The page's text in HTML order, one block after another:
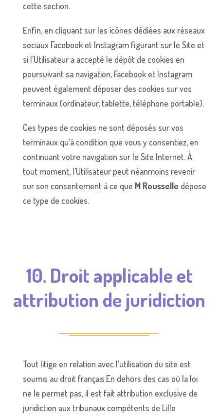
cette section.
Enfin, en cliquant sur les icônes dédiées aux réseaux
sociaux Facebook et Instagram figurant sur le Site et
si l’Utilisateur a accepté le dépôt de cookies en
poursuivant sa navigation, Facebook et Instagram
peuvent également déposer des cookies sur vos
terminaux (ordinateur, tablette, téléphone portable).
Ces types de cookies ne sont déposés sur vos
terminaux qu’à condition que vous y consentiez, en
continuant votre navigation sur le Site Internet. À
tout moment, l’Utilisateur peut néanmoins revenir
sur son consentement à ce que M Rousselle dépose
ce type de cookies.
10. Droit applicable et
attribution de juridiction
Tout litige en relation avec l’utilisation du site est
soumis au droit français.En dehors des cas où la loi
ne le permet pas, il est fait attribution exclusive de
juridiction aux tribunaux compétents de Lille